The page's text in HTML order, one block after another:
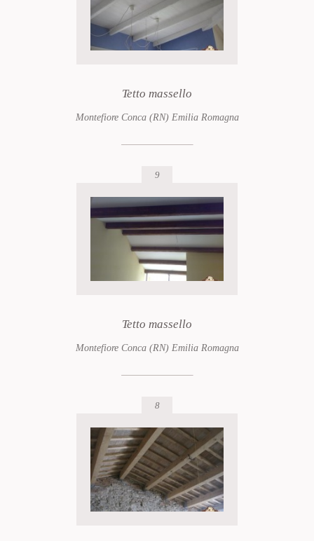
Tetto massello
Montefiore Conca (RN) Emilia Romagna
9
Tetto massello
Montefiore Conca (RN) Emilia Romagna
8